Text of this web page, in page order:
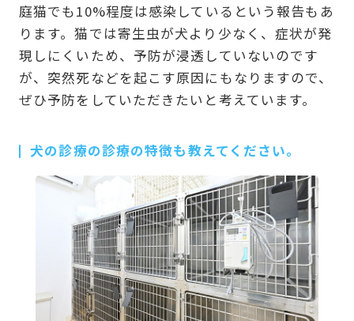
庭猫でも10%程度は感染しているという報告もあ
ります。猫では寄生虫が犬より少なく、症状が発
現しにくいため、予防が浸透していないのです
が、突然死などを起こす原因にもなりますので、
ぜひ予防をしていただきたいと考えています。
犬の診療の診療の特徴も教えてください。